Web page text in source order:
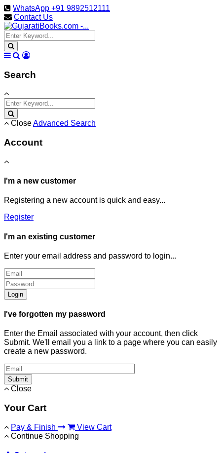
WhatsApp +91 9892512111
Contact Us
Search
CloseAdvanced Search
Account
I'm a new customer
Registering a new account is quick and easy...
Register
I'm an existing customer
Enter your email address and password to login...
Login
I've forgotten my password
Enter the Email associated with your account, then click
Submit. We'll email you a link to a page where you can easily
create a new password.
Submit
Close
Your Cart
Pay & Finish
View Cart
Continue Shopping